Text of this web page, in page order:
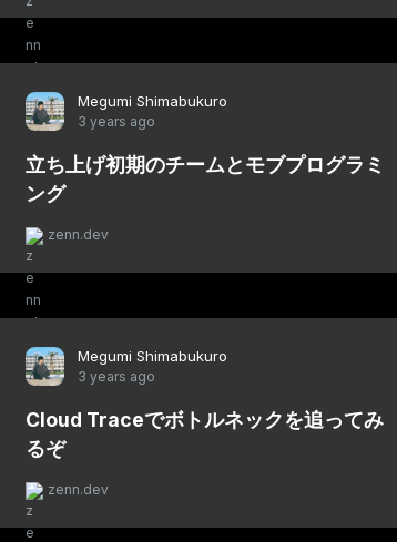
Megumi Shimabukuro
3 years ago
立ち上げ初期のチームとモブプログラミ
ング
zenn.dev
Megumi Shimabukuro
3 years ago
Cloud Traceでボトルネックを追ってみ
るぞ
zenn.dev